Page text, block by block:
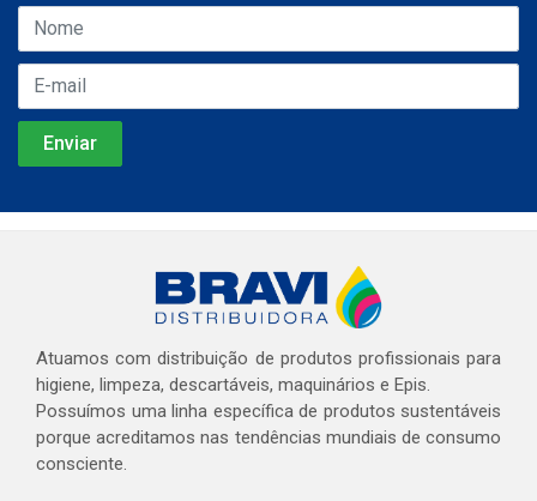
Atuamos com distribuição de produtos profissionais para
higiene, limpeza, descartáveis, maquinários e Epis.
Possuímos uma linha específica de produtos sustentáveis
porque acreditamos nas tendências mundiais de consumo
consciente.